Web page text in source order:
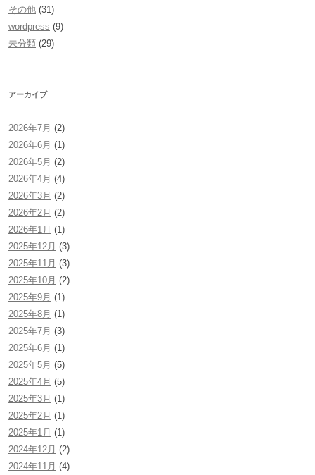
その他 (31)
wordpress (9)
未分類 (29)
アーカイブ
2026年7月 (2)
2026年6月 (1)
2026年5月 (2)
2026年4月 (4)
2026年3月 (2)
2026年2月 (2)
2026年1月 (1)
2025年12月 (3)
2025年11月 (3)
2025年10月 (2)
2025年9月 (1)
2025年8月 (1)
2025年7月 (3)
2025年6月 (1)
2025年5月 (5)
2025年4月 (5)
2025年3月 (1)
2025年2月 (1)
2025年1月 (1)
2024年12月 (2)
2024年11月 (4)